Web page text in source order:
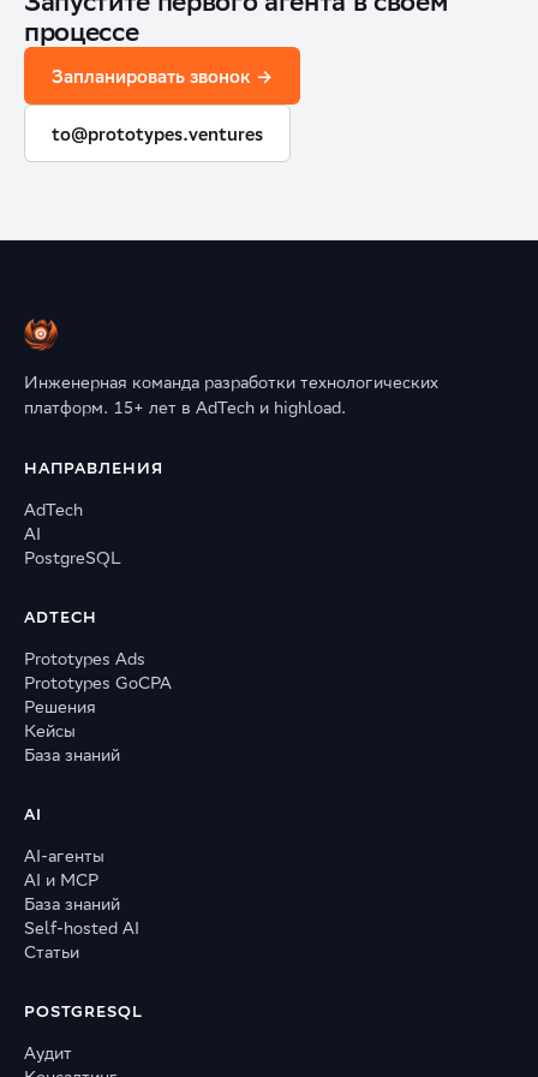
процессе
Запланировать звонок →
to@prototypes.ventures
Инженерная команда разработки технологических
платформ. 15+ лет в AdTech и highload.
НАПРАВЛЕНИЯ
AdTech
AI
PostgreSQL
ADTECH
Prototypes Ads
Prototypes GoCPA
Решения
Кейсы
База знаний
AI
AI-агенты
AI и MCP
База знаний
Self-hosted AI
Статьи
POSTGRESQL
Аудит